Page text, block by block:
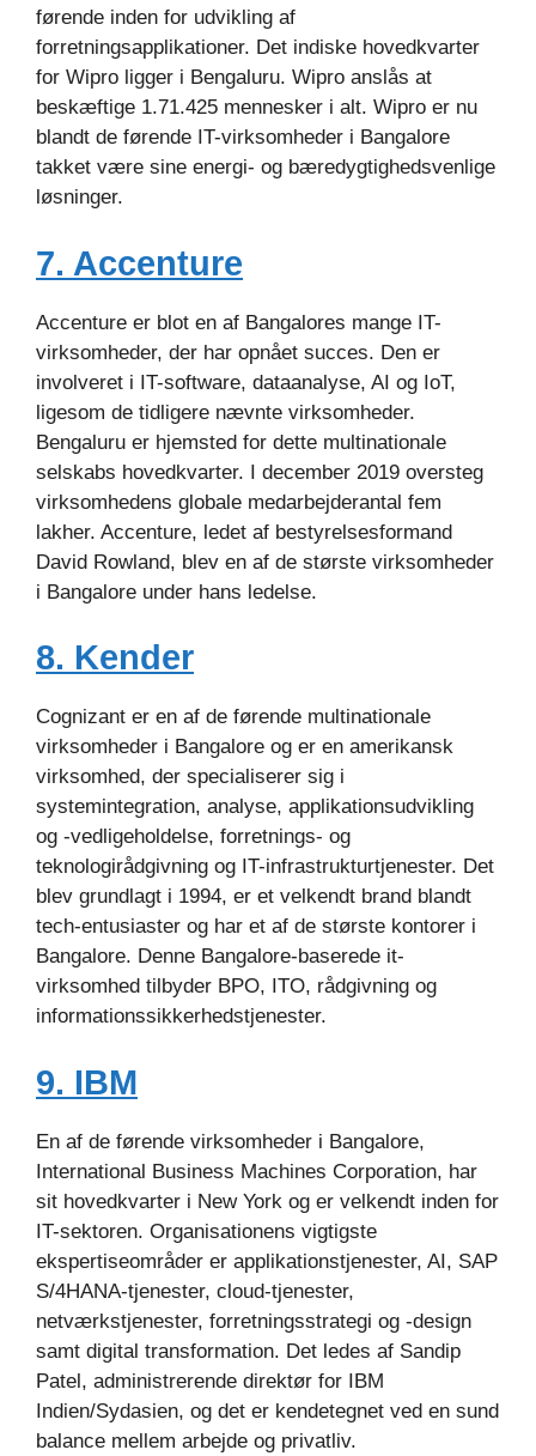
førende inden for udvikling af
forretningsapplikationer. Det indiske hovedkvarter
for Wipro ligger i Bengaluru. Wipro anslås at
beskæftige 1.71.425 mennesker i alt. Wipro er nu
blandt de førende IT-virksomheder i Bangalore
takket være sine energi- og bæredygtighedsvenlige
løsninger.
7. Accenture
Accenture er blot en af Bangalores mange IT-
virksomheder, der har opnået succes. Den er
involveret i IT-software, dataanalyse, AI og IoT,
ligesom de tidligere nævnte virksomheder.
Bengaluru er hjemsted for dette multinationale
selskabs hovedkvarter. I december 2019 oversteg
virksomhedens globale medarbejderantal fem
lakher. Accenture, ledet af bestyrelsesformand
David Rowland, blev en af de største virksomheder
i Bangalore under hans ledelse.
8. Kender
Cognizant er en af de førende multinationale
virksomheder i Bangalore og er en amerikansk
virksomhed, der specialiserer sig i
systemintegration, analyse, applikationsudvikling
og -vedligeholdelse, forretnings- og
teknologirådgivning og IT-infrastrukturtjenester. Det
blev grundlagt i 1994, er et velkendt brand blandt
tech-entusiaster og har et af de største kontorer i
Bangalore. Denne Bangalore-baserede it-
virksomhed tilbyder BPO, ITO, rådgivning og
informationssikkerhedstjenester.
9. IBM
En af de førende virksomheder i Bangalore,
International Business Machines Corporation, har
sit hovedkvarter i New York og er velkendt inden for
IT-sektoren. Organisationens vigtigste
ekspertiseområder er applikationstjenester, AI, SAP
S/4HANA-tjenester, cloud-tjenester,
netværkstjenester, forretningsstrategi og -design
samt digital transformation. Det ledes af Sandip
Patel, administrerende direktør for IBM
Indien/Sydasien, og det er kendetegnet ved en sund
balance mellem arbejde og privatliv.